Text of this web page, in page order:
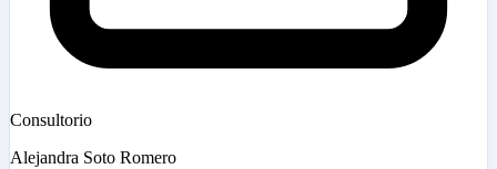
Consultorio
Alejandra Soto Romero